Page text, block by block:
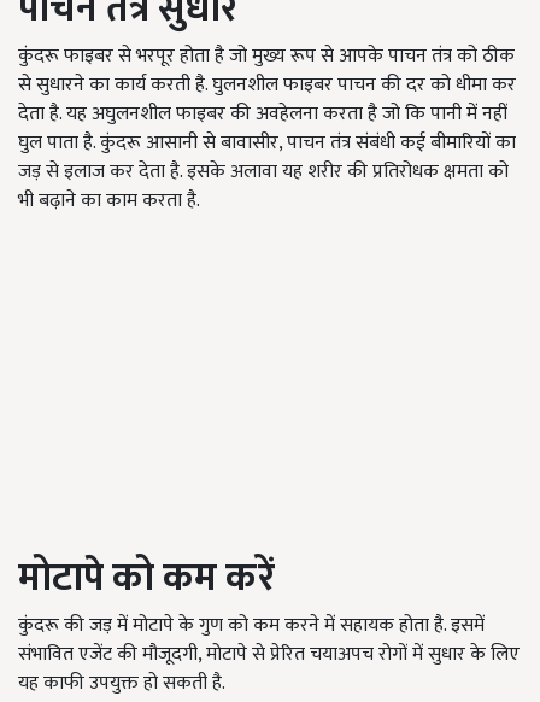
कुंदरू फाइबर से भरपूर होता है जो मुख्य रूप से आपके पाचन तंत्र को ठीक
से सुधारने का कार्य करती है. घुलनशील फाइबर पाचन की दर को धीमा कर
देता है. यह अघुलनशील फाइबर की अवहेलना करता है जो कि पानी में नहीं
घुल पाता है. कुंदरू आसानी से बावासीर, पाचन तंत्र संबंधी कई बीमारियों का
जड़ से इलाज कर देता है. इसके अलावा यह शरीर की प्रतिरोधक क्षमता को
भी बढ़ाने का काम करता है.
मोटापे को कम करें
कुंदरू की जड़ में मोटापे के गुण को कम करने में सहायक होता है. इसमें
संभावित एजेंट की मौजूदगी, मोटापे से प्रेरित चयाअपच रोगों में सुधार के लिए
यह काफी उपयुक्त हो सकती है.